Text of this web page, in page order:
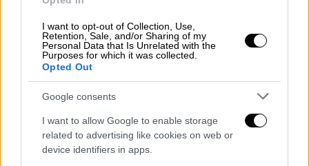
I want to opt-out of Collection, Use,
Retention, Sale, and/or Sharing of my
Personal Data that Is Unrelated with the
Purposes for which it was collected.
Opted Out
Google consents
I want to allow Google to enable storage
related to advertising like cookies on web or
device identifiers in apps.
| 26.07.2022 13:57
Δύο νέες μελέτες ρίχνουν φως στα